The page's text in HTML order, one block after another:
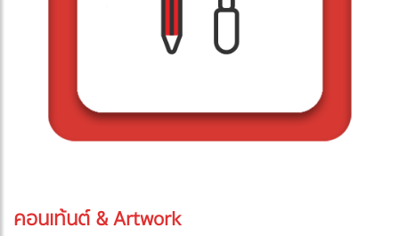
คอนเท้นต์ & Artwork